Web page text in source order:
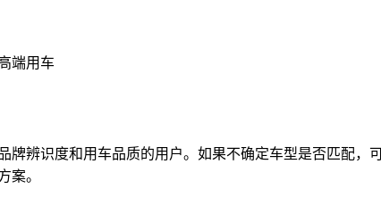
端用车
牌辨识度和用车品质的用户。如果不确定车型是否匹配，
。